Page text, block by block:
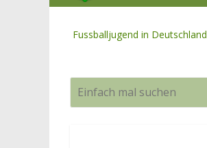
Fussballjugend in Deutschland